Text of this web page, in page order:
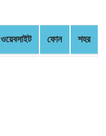
ওয়েবসাইট ফোন শহর